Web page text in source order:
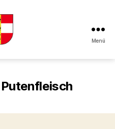
Kueche
Menü
Putenfleisch